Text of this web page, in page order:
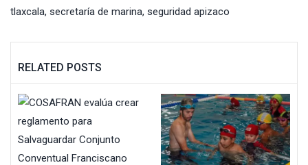
tlaxcala, secretaría de marina, seguridad apizaco
RELATED POSTS